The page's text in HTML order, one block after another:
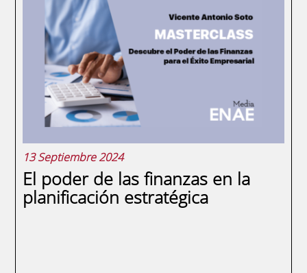
13 Septiembre 2024
El poder de las finanzas en la
planificación estratégica